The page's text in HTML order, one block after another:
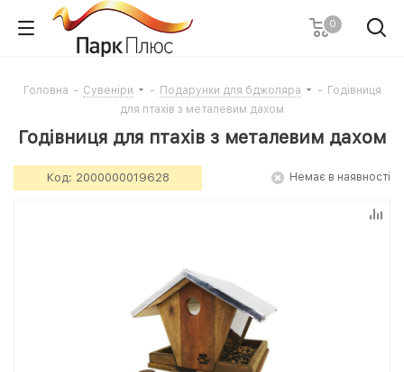
0
Головна - Cувеніри - Подарунки для бджоляра - Годівниця
для птахів з металевим дахом
Годівниця для птахів з металевим дахом
Код: 2000000019628 Немає в наявності